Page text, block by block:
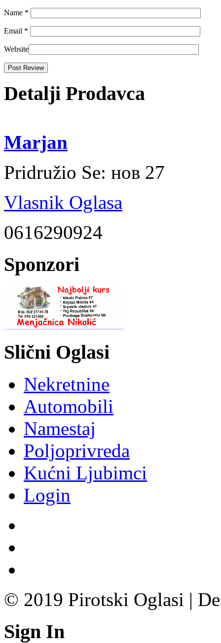
Name *
Email *
Website
Detalji Prodavca
Marjan
Pridružio Se: нов 27
Vlasnik Oglasa
0616290924
Sponzori
Slični Oglasi
Nekretnine
Automobili
Namestaj
Poljoprivreda
Kućni Ljubimci
Login
© 2019 Pirotski Oglasi |
Sign In